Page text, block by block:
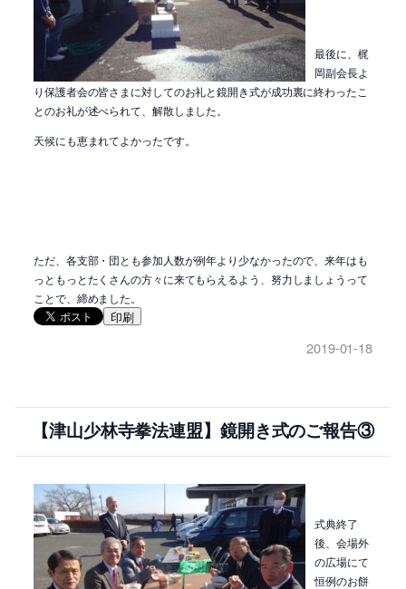
最後に、梶
岡副会長よ
り保護者会の皆さまに対してのお礼と鏡開き式が成功裏に終わったこ
とのお礼が述べられて、解散しました。
天候にも恵まれてよかったです。
ただ、各支部・団とも参加人数が例年より少なかったので、来年はも
っともっとたくさんの方々に来てもらえるよう、努力しましょうって
ことで、締めました。
印刷
2019-01-18
【津山少林寺拳法連盟】鏡開き式のご報告③
式典終了
後、会場外
の広場にて
恒例のお餅